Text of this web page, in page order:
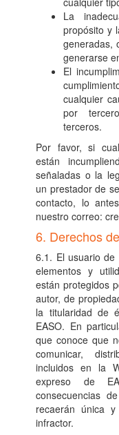
La
propósito y
generadas,
generarse
El
cualquier
por
terceros.
Por favor, si
están
señaladas o la
un prestador de
contacto, lo
nuestro correo:
6. Derechos
6.1. El usuario
elementos y
están protegidos
autor, de
la titularidad de
EASO. En
que conoce que
comunicar,
incluidos en la
expreso de
consecuencias
recaerán única
infractor.